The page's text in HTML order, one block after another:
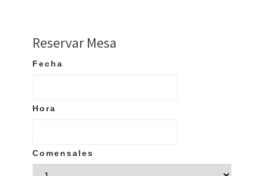
Reservar Mesa
Fecha
Hora
Comensales